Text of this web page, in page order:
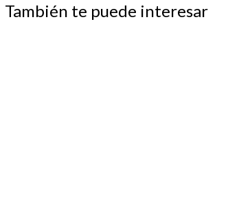
También te puede interesar